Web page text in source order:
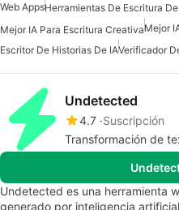
Web Apps
Mejor IA Para Escritura CreativaMejor
Escritor De Historias De IAVerificador
Undetected
4.7 Suscripción
Transformación de
Undetected es una herramienta
generado por inteligencia